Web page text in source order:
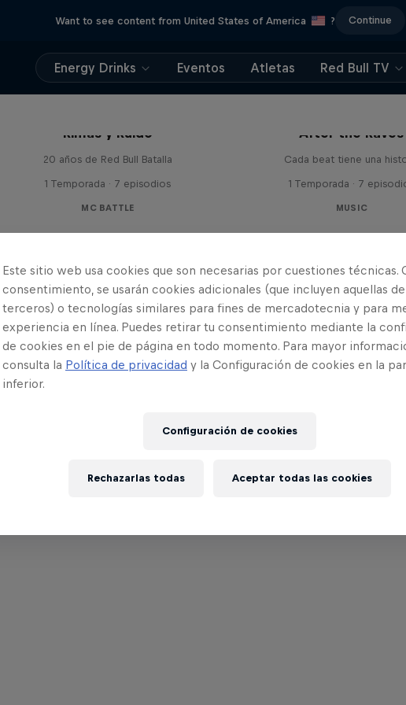
Want to see content from United States of America ? Continue
Energy Drinks Eventos Atletas Red Bull TV
Rimas y Ruido
20 años de Red Bull Batalla
1 Temporada · 7 episodios
MC BATTLE
After the Raves
Cada beat tiene una
1 Temporada · 7
MUSIC
Este sitio web usa cookies que son necesarias por cuestiones técnicas.
consentimiento, se usarán cookies adicionales (que incluyen aquellas de
terceros) o tecnologías similares para fines de mercadotecnia y para
experiencia en línea. Puedes retirar tu consentimiento mediante la
de cookies en el pie de página en todo momento. Para mayor
consulta la Política de privacidad y la Configuración de cookies en la
inferior.
Configuración de cookies
Rechazarlas todas Aceptar todas las cookies